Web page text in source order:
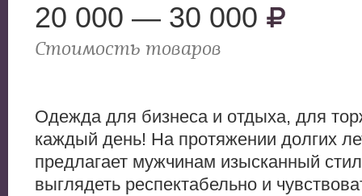
20 000 — 30 000
Стоимость товаров
Одежда для бизнеса и отдыха, для
каждый день! На протяжении долгих
предлагает мужчинам изысканный
выглядеть респектабельно и